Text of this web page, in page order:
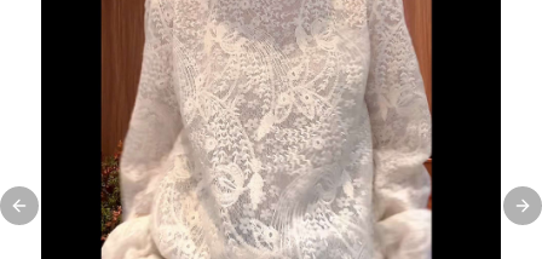
Previous slide